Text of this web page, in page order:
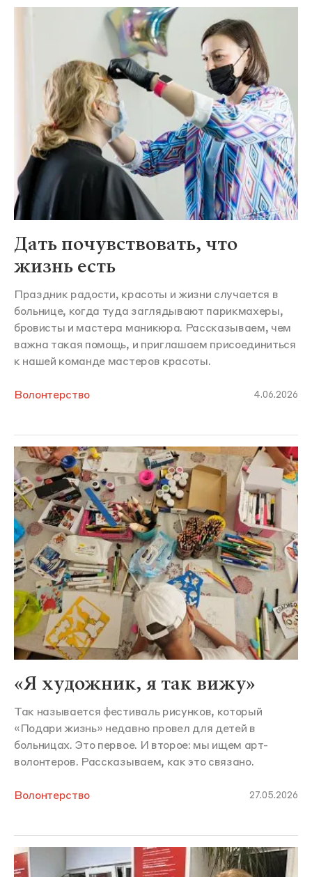
Дать почувствовать, что
жизнь есть
Праздник радости, красоты и жизни случается в
больнице, когда туда заглядывают парикмахеры,
бровисты и мастера маникюра. Рассказываем, чем
важна такая помощь, и приглашаем присоединиться
к нашей команде мастеров красоты.
Волонтерство 4.06.2026
«Я художник, я так вижу»
Так называется фестиваль рисунков, который
«Подари жизнь» недавно провел для детей в
больницах. Это первое. И второе: мы ищем арт-
волонтеров. Рассказываем, как это связано.
Волонтерство 27.05.2026